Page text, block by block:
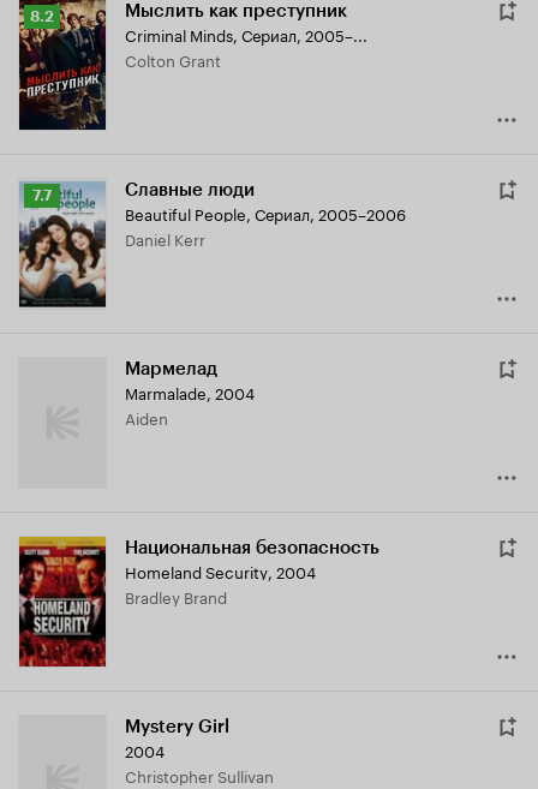
Рейтинг
Кинопоиска
8.2
8.2 Мыслить как преступник
Criminal Minds, Сериал, 2005–...
Colton Grant
Рейтинг
Кинопоиска
7.7
7.7 Славные люди
Beautiful People, Сериал, 2005–2006
Daniel Kerr
Мармелад
Marmalade, 2004
Aiden
Национальная безопасность
Homeland Security, 2004
Bradley Brand
Mystery Girl
2004
Christopher Sullivan